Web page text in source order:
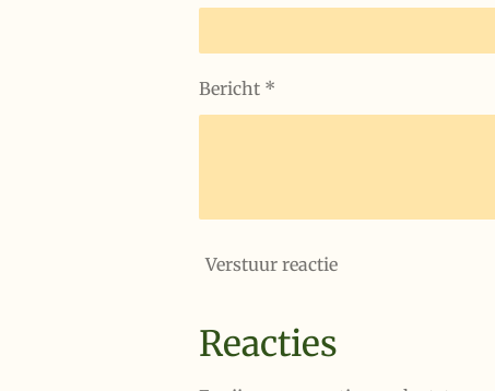
Bericht *
Verstuur reactie
Reacties